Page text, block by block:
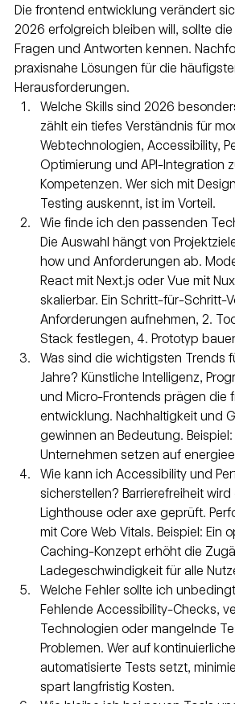
Die frontend entwicklung verändert
2026 erfolgreich bleiben will, sollte
Fragen und Antworten kennen.
praxisnahe Lösungen für die
Herausforderungen.
Welche Skills sind 2026
zählt ein tiefes Verständnis für
Webtechnologien, Accessibility,
Optimierung und API-Integration
Kompetenzen. Wer sich mit
Testing auskennt, ist im Vorteil.
Wie finde ich den passenden
Die Auswahl hängt von
how und Anforderungen ab.
React mit Next.js oder Vue mit
skalierbar. Ein Schritt-für-Schritt-
Anforderungen aufnehmen, 2.
Stack festlegen, 4. Prototyp
Was sind die wichtigsten Trends
Jahre? Künstliche Intelligenz,
und Micro-Frontends prägen die
entwicklung. Nachhaltigkeit und
gewinnen an Bedeutung.
Unternehmen setzen auf
Wie kann ich Accessibility und
sicherstellen? Barrierefreiheit
Lighthouse oder axe geprüft.
mit Core Web Vitals. Beispiel: Ein
Caching-Konzept erhöht die
Ladegeschwindigkeit für alle
Welche Fehler sollte ich
Fehlende Accessibility-Checks,
Technologien oder mangelnde
Problemen. Wer auf
automatisierte Tests setzt,
spart langfristig Kosten.